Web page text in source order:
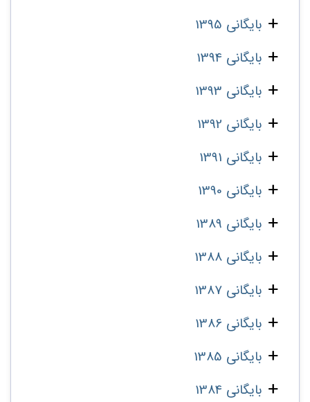
بایگانی 1395
بایگانی 1394
بایگانی 1393
بایگانی 1392
بایگانی 1391
بایگانی 1390
بایگانی 1389
بایگانی 1388
بایگانی 1387
بایگانی 1386
بایگانی 1385
بایگانی 1384